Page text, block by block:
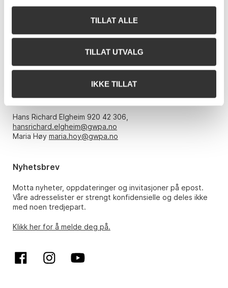
TILLAT ALLE
TILLAT UTVALG
IKKE TILLAT
Bankplassen 1A
Telefon: 22 86 21 86
Mandag – fredag kl. 10-17, kun etter avtale med:
Hans Richard Elgheim 920 42 306,
hansrichard.elgheim@gwpa.no
Maria Høy maria.hoy@gwpa.no
Nyhetsbrev
Motta nyheter, oppdateringer og invitasjoner på epost.
Våre adresselister er strengt konfidensielle og deles ikke
med noen tredjepart.
Klikk her for å melde deg på.